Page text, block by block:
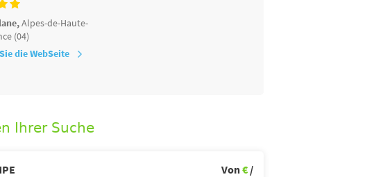
Alpes-de-Haute-
(04)
die WebSeite
Ihrer Suche
Von€ /